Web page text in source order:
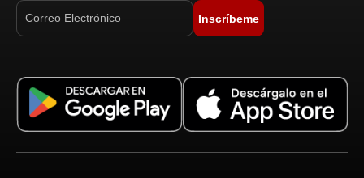
Inscríbeme